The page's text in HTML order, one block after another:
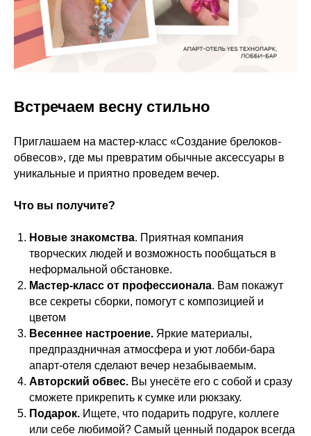
Встречаем весну стильно
Приглашаем на мастер-класс «Создание брелоков-
обвесов», где мы превратим обычные аксессуары в
уникальные и приятно проведем вечер.
Что вы получите?
Новые знакомства. Приятная компания
творческих людей и возможность пообщаться в
неформальной обстановке.
Мастер-класс от профессионала. Вам покажут
все секреты сборки, помогут с композицией и
цветом
Весеннее настроение. Яркие материалы,
предпраздничная атмосфера и уют лобби-бара
апарт-отеля сделают вечер незабываемым.
Авторский обвес. Вы унесёте его с собой и сразу
сможете прикрепить к сумке или рюкзаку.
Подарок. Ищете, что подарить подруге, коллеге
или себе любимой? Самый ценный подарок всегда